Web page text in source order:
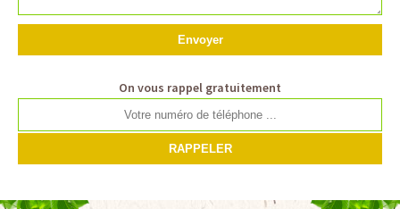
On vous rappel gratuitement